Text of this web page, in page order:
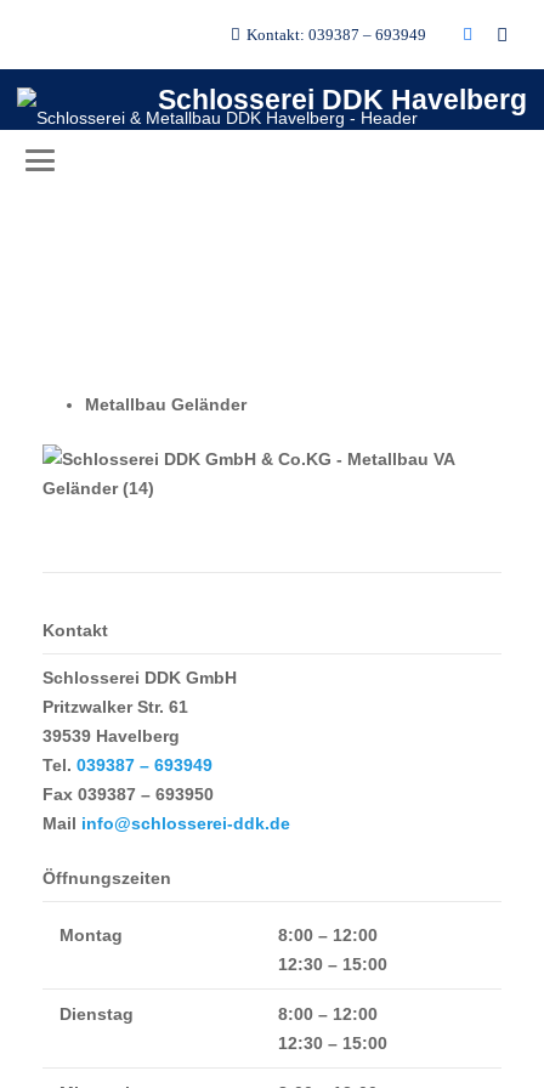
Kontakt: 039387 – 693949
Schlosserei DDK Havelberg
Metallbau Geländer
Kontakt
Schlosserei DDK GmbH
Pritzwalker Str. 61
39539 Havelberg
Tel. 039387 – 693949
Fax 039387 – 693950
Mail info@schlosserei-ddk.de
Öffnungszeiten
Montag
8:00 – 12:00
12:30 – 15:00
Dienstag
8:00 – 12:00
12:30 – 15:00